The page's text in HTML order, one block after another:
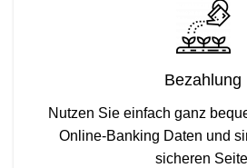
Bezahlung
Nutzen Sie einfach ganz
Online-Banking Daten und
sicheren